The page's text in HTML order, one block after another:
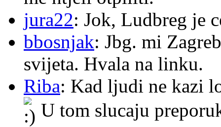
jura22: Jok, Ludbreg je
bbosnjak: Jbg. mi
svijeta. Hvala na linku.
Riba: Kad ljudi ne kazi
U tom slucaju